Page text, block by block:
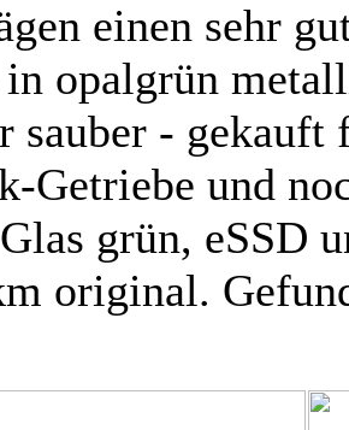
einen sehr
opalgrün
sauber -
Getriebe und
grün, eSSD
original.